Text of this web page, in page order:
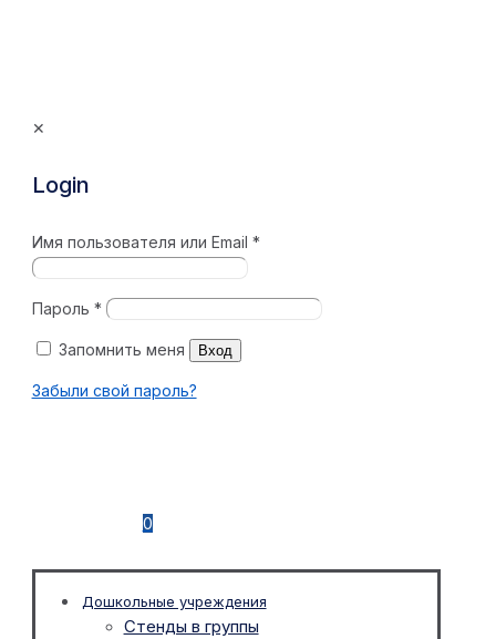
✕
Login
Имя пользователя или Email *
Пароль *
Запомнить меня Вход
Забыли свой пароль?
0
Дошкольные учреждения
Стенды в группы